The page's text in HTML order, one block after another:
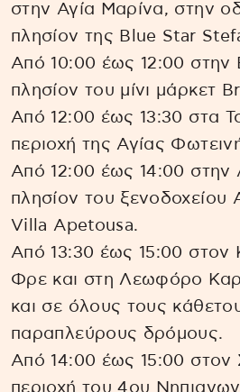
στην Αγία Μαρίνα, στην
πλησίον της Blue Star
Από 10:00 έως 12:00 στην
πλησίον του μίνι μάρκετ
Από 12:00 έως 13:30 στα
περιοχή της Αγίας
Από 12:00 έως 14:00 στην
πλησίον του
Villa Apetousa.
Από 13:30 έως 15:00 στον
Φρε και στη Λεωφόρο
και σε όλους τους
παραπλεύρους δρόμους.
Από 14:00 έως 15:00 στον
περιοχή του 4ου